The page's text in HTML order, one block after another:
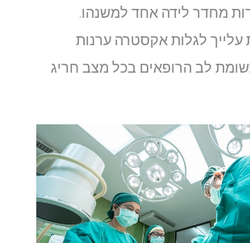
מחדר לידה אחד למשנהו.
לגלות אקסטרה ערנות
לב הרופאים בכל מצב חריג